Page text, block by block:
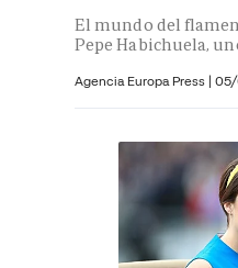
El mundo del
Pepe Habichuela,
Agencia Europa Press |